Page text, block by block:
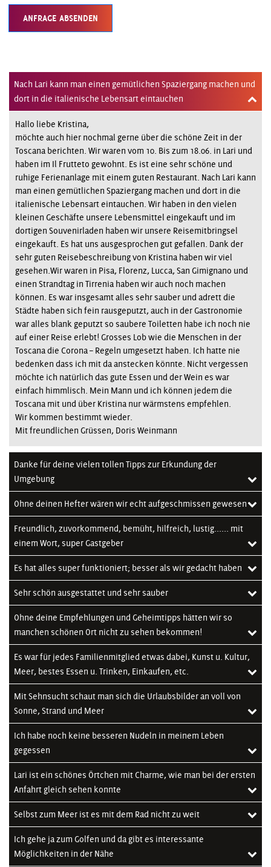
ANFRAGE ABSENDEN
Nach Lari kann man einen gemütlichen Spaziergang machen und
dort in die italienische Lebensart eintauchen
Hallo liebe Kristina,
möchte auch hier nochmal gerne über die schöne Zeit in der
Toscana berichten. Wir waren vom 10. Bis zum 18.06. in Lari und
haben im Il Frutteto gewohnt. Es ist eine sehr schöne und
ruhige Ferienanlage mit einem guten Restaurant. Nach Lari kann
man einen gemütlichen Spaziergang machen und dort in die
italienische Lebensart eintauchen. Wir haben in den vielen
kleinen Geschäfte unsere Lebensmittel eingekauft und im
dortigen Souvenirladen haben wir unsere Reisemitbringsel
eingekauft. Es hat uns ausgesprochen gut gefallen. Dank der
sehr guten Reisebeschreibung von Kristina haben wir viel
gesehen.Wir waren in Pisa, Florenz, Lucca, San Gimignano und
einen Strandtag in Tirrenia haben wir auch noch machen
können. Es war insgesamt alles sehr sauber und adrett die
Städte haben sich fein rausgeputzt, auch in der Gastronomie
war alles blank geputzt so saubere Toiletten habe ich noch nie
auf einer Reise erlebt! Grosses Lob wie die Menschen in der
Toscana die Corona – Regeln umgesetzt haben. Ich hatte nie
bedenken dass ich mit da anstecken könnte. Nicht vergessen
möchte ich natürlich das gute Essen und der Wein es war
einfach himmlisch. Mein Mann und ich können jedem die
Toscana mit und über Kristina nur wärmstens empfehlen.
Wir kommen bestimmt wieder.
Mit freundlichen Grüssen, Doris Weinmann
Danke für deine vielen tollen Tipps zur Erkundung der
Umgebung
Ohne deinen Hefter wären wir echt aufgeschmissen gewesen
Freundlich, zuvorkommend, bemüht, hilfreich, lustig...... mit
einem Wort, super Gastgeber
Es hat alles super funktioniert; besser als wir gedacht haben
Sehr schön ausgestattet und sehr sauber
Ohne deine Empfehlungen und Geheimtipps hätten wir so
manchen schönen Ort nicht zu sehen bekommen!
Es war für jedes Familienmitglied etwas dabei, Kunst u. Kultur,
Meer, bestes Essen u. Trinken, Einkaufen, etc.
Mit Sehnsucht schaut man sich die Urlaubsbilder an voll von
Sonne, Strand und Meer
Ich habe noch keine besseren Nudeln in meinem Leben
gegessen
Lari ist ein schönes Örtchen mit Charme, wie man bei der ersten
Anfahrt gleich sehen konnte
Selbst zum Meer ist es mit dem Rad nicht zu weit
Ich gehe ja zum Golfen und da gibt es interessante
Möglichkeiten in der Nähe